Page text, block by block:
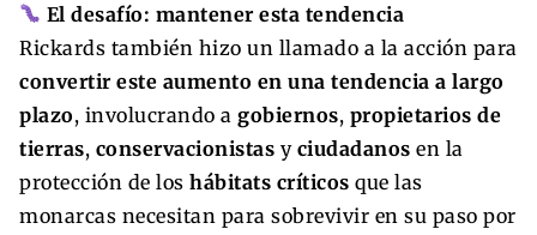
El desafío: mantener esta tendencia
Rickards también hizo un llamado a la acción para
convertir este aumento en una tendencia a largo
plazo, involucrando a gobiernos, propietarios de
tierras, conservacionistas y ciudadanos en la
protección de los hábitats críticos que las
monarcas necesitan para sobrevivir en su paso por